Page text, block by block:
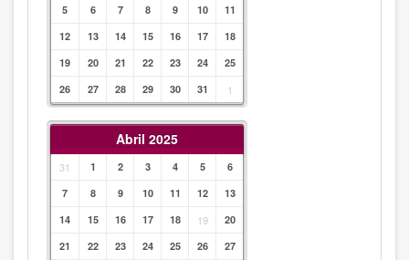
5 6 7 8 9 10
11
12
13 14 15 16 17
18
19
20 21 22 23 24
25
26
27 28 29 30 31 1
Abril 2025
31 1 2 3 4 5
6
7
8 9 10 11 12
13
14
15 16 17 18 19
20
21
22 23 24 25 26
27